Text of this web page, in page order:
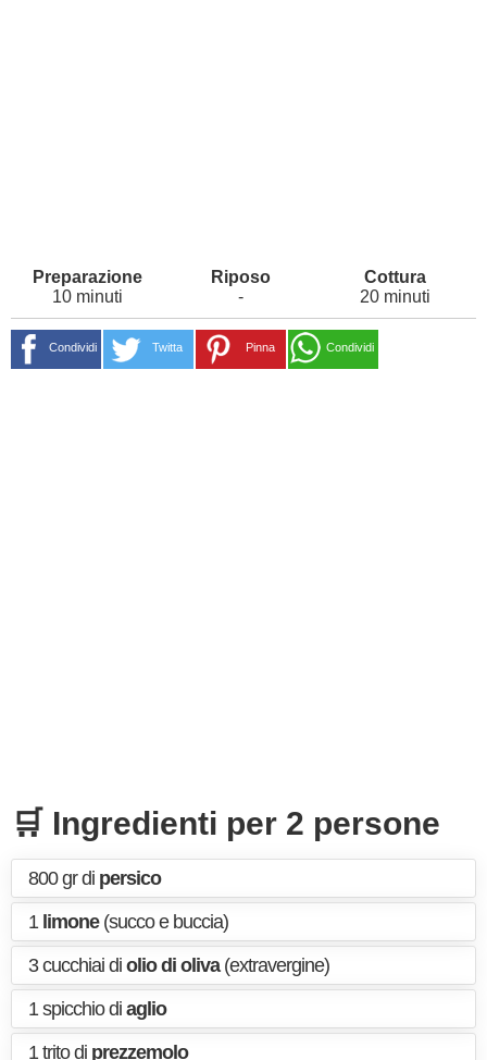
10 minuti - 20 minuti
Condividi Twitta Pinna Condividi
🛒 Ingredienti per 2 persone
800 gr di persico
1 limone(succo e buccia)
3 cucchiai di olio di oliva(extravergine)
1 spicchio di aglio
1 trito di prezzemolo